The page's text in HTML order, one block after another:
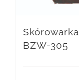
BZW-305